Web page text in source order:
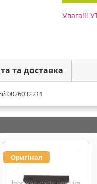
Увага!!!
та доставка
0026032211
Оригінал